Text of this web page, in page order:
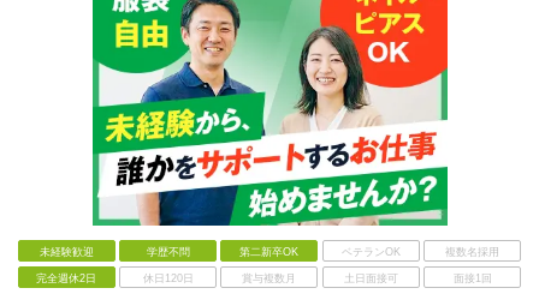
未経験歓迎 学歴不問 第二新卒OK ベテランOK 複数名採用
完全週休2日 休日120日 賞与複数月 土日面接可 面接1回